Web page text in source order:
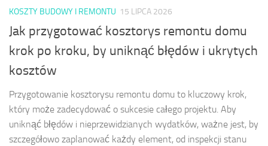
KOSZTY BUDOWY I REMONTU 15 LIPCA 2026
Jak przygotować kosztorys remontu domu
krok po kroku, by uniknąć błędów i ukrytych
kosztów
Przygotowanie kosztorysu remontu domu to kluczowy krok,
który może zadecydować o sukcesie całego projektu. Aby
uniknąć błędów i nieprzewidzianych wydatków, ważne jest, by
szczegółowo zaplanować każdy element, od inspekcji stanu